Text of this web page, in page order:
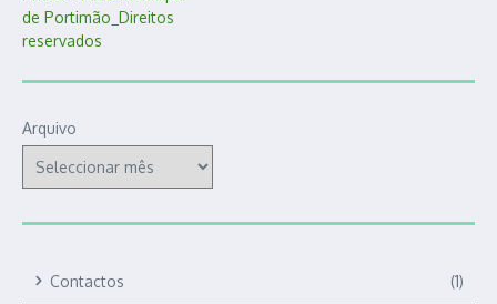
Arquivo
Contactos (1)